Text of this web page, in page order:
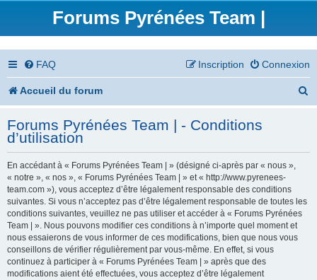
Forums Pyrénées Team |
FAQ Connexion
Inscription
Accueil du forum
h
Forums Pyrénées Team | - Conditions
d’utilisation
En accédant à « Forums Pyrénées Team | » (désigné ci-après par « nous »,
« notre », « nos », « Forums Pyrénées Team | » et « http://www.pyrenees-
team.com »), vous acceptez d’être légalement responsable des conditions
suivantes. Si vous n’acceptez pas d’être légalement responsable de toutes les
conditions suivantes, veuillez ne pas utiliser et accéder à « Forums Pyrénées
Team | ». Nous pouvons modifier ces conditions à n’importe quel moment et
nous essaierons de vous informer de ces modifications, bien que nous vous
conseillons de vérifier régulièrement par vous-même. En effet, si vous
continuez à participer à « Forums Pyrénées Team | » après que des
modifications aient été effectuées, vous acceptez d’être légalement